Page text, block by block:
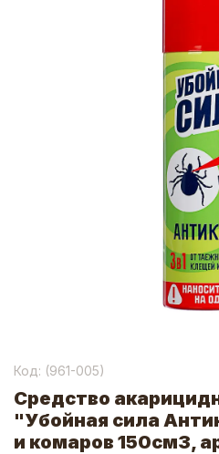
Код: (961-005)
Средство
"Убойная сила
и комаров 150см3,